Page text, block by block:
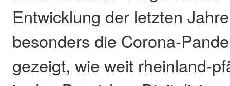
Entwicklung der letzten
besonders die Corona-
gezeigt, wie weit rheinland-